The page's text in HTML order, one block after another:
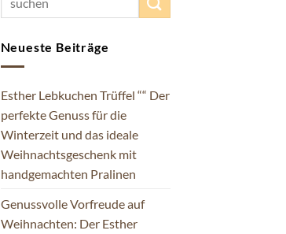
Neueste Beiträge
Esther Lebkuchen Trüffel ““ Der
perfekte Genuss für die
Winterzeit und das ideale
Weihnachtsgeschenk mit
handgemachten Pralinen
Genussvolle Vorfreude auf
Weihnachten: Der Esther